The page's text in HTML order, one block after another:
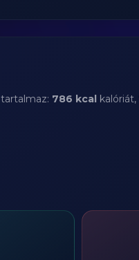
tartalmaz: 786 kcal kalóriát,